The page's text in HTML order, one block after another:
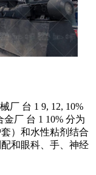
厂 台 1 9, 12, 10%
金厂 台 1 10% 分为
）和水性粘剂结合
和眼科、手、神经